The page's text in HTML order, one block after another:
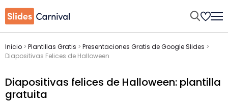
Inicio > Plantillas Gratis > Presentaciones Gratis de Google Slides >
Diapositivas Felices de Halloween
Diapositivas felices de Halloween: plantilla
gratuita